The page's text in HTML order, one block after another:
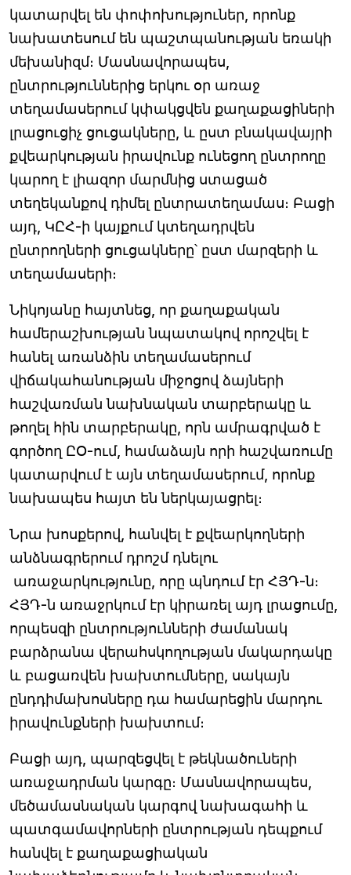
կատարվել են փոփոխություներ, որոնք
նախատեսում են պաշտպանության եռակի
մեխանիզմ։ Մասնավորապես,
ընտրություններից երկու օր առաջ
տեղամասերում կփակցվեն քաղաքացիների
լրացուցիչ ցուցակները, և ըստ բնակավայրի
քվեարկության իրավունք ունեցող ընտրողը
կարող է լիազոր մարմնից ստացած
տեղեկանքով դիմել ընտրատեղամաս։ Բացի
այդ, ԿԸՀ-ի կայքում կտեղադրվեն
ընտրողների ցուցակները՝ ըստ մարզերի և
տեղամասերի։
Նիկոյանը հայտնեց, որ քաղաքական
համերաշխության նպատակով որոշվել է
հանել առանձին տեղամասերում
վիճակահանության միջոցով ձայների
հաշվառման նախնական տարբերակը և
թողել հին տարբերակը, որն ամրագրված է
գործող ԸՕ-ում, համաձայն որի հաշվառումը
կատարվում է այն տեղամասերում, որոնք
նախապես հայտ են ներկայացրել։
Նրա խոսքերով, հանվել է քվեարկողների
անձնագրերում դրոշմ դնելու
առաջարկությունը, որը պնդում էր ՀՅԴ-ն։
ՀՅԴ-ն առաջրկում էր կիրառել այդ լրացումը,
որպեսզի ընտրությունների ժամանակ
բարձրանա վերահսկողության մակարդակը
և բացառվեն խախտումները, սակայն
ընդդիմախոսները դա համարեցին մարդու
իրավունքների խախտում։
Բացի այդ, պարզեցվել է թեկնածուների
առաջադրման կարգը։ Մասնավորապես,
մեծամասնական կարգով նախագահի և
պատգամավորների ընտրության դեպքում
հանվել է քաղաքացիական